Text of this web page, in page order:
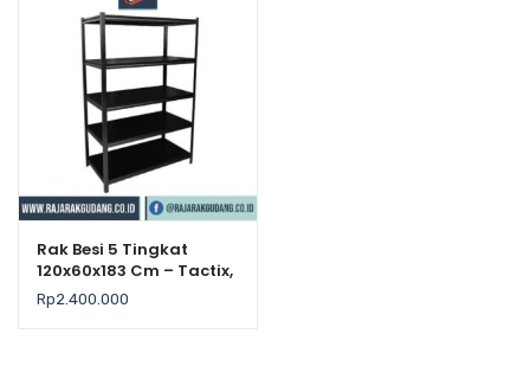
Rak Besi 5 Tingkat
120x60x183 Cm – Tactix,
Kekuatan 225Kg / Level
Rp2.400.000